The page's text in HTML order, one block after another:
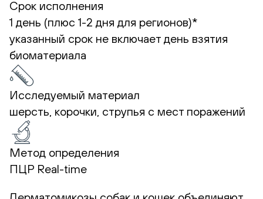
Срок исполнения
1 день (плюс 1-2 дня для регионов)*
указанный срок не включает день взятия
биоматериала
Исследуемый материал
шерсть, корочки, струпья с мест поражений
Метод определения
ПЦР Real-time